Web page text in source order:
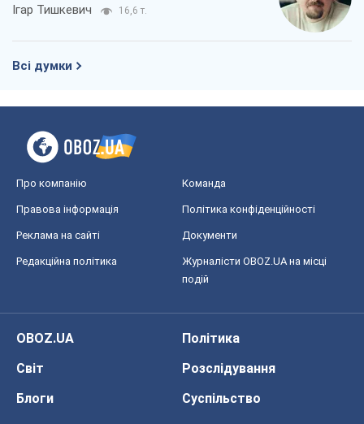
Ігар Тишкевич 16,6 т.
Всі думки
Про компанію Команда
Правова інформація Політика конфіденційності
Реклама на сайті Документи
Редакційна політика
Журналісти OBOZ.UA на місці
подій
OBOZ.UA
Політика
Світ
Розслідування
Блоги
Суспільство